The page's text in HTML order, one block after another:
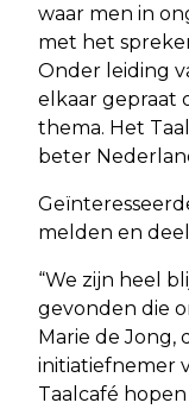
waar men in
met het
Onder leiding
elkaar gepraat
thema. Het
beter
melden en
“We zijn heel
gevonden die
Marie de Jong,
initiatiefnemer
Taalcafé